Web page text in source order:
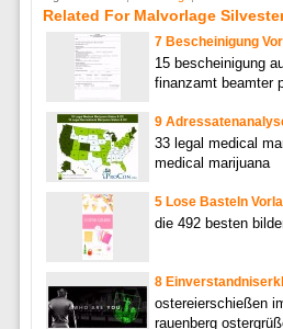
Related For Malvorlage
7 Bescheinigung
15 bescheinigung
finanzamt beamter
9
33 legal medical
medical marijuana
5 Lose Basteln
die 492 besten
8
ostereierschießen
rauenberg